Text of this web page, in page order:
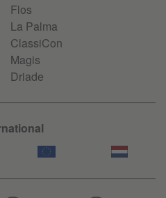
Flos
La Palma
ClassiCon
Magis
Driade